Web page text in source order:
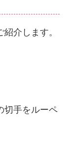
介します。
切手をルーペ